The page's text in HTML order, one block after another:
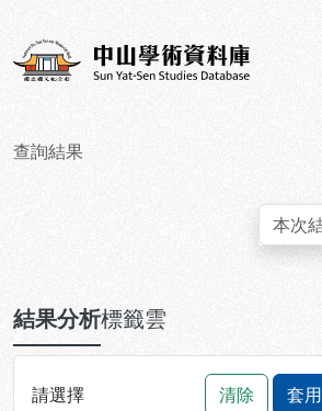
中山學術資料庫
查詢結果
結果分析標籤雲
請選擇 清除 套用